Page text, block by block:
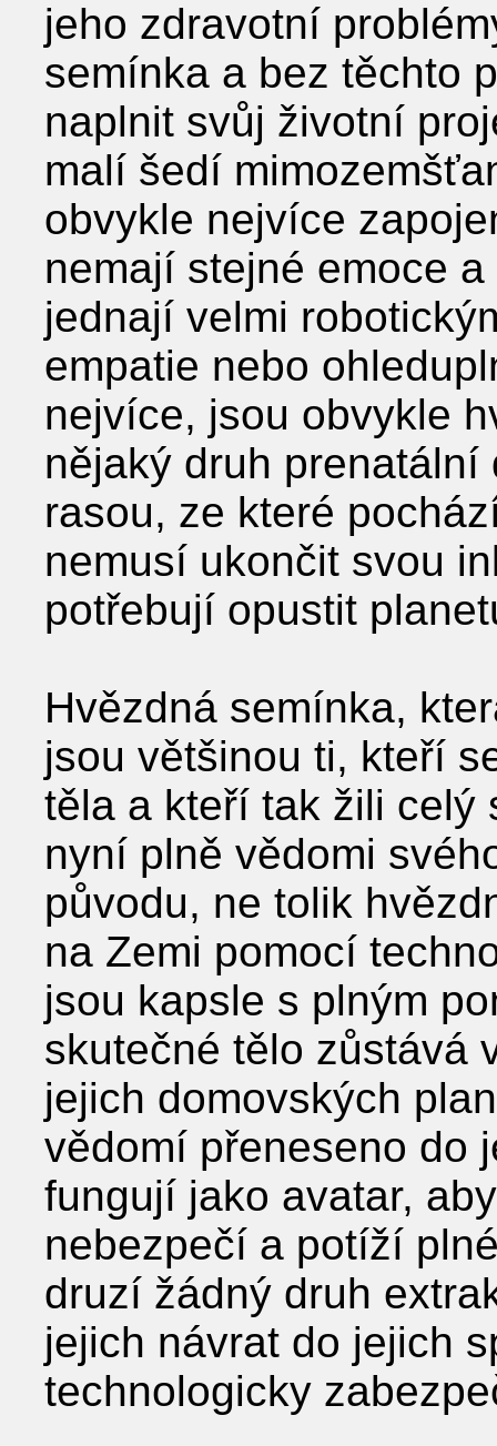
jeho zdravotní
semínka a bez těchto
naplnit svůj životní
malí šedí
obvykle nejvíce
nemají stejné emoce
jednají velmi
empatie nebo
nejvíce, jsou obvykle
nějaký druh
rasou, ze které
nemusí ukončit svou
potřebují opustit
Hvězdná semínka,
jsou většinou ti, kteří
těla a kteří tak žili celý
nyní plně vědomi
původu, ne tolik
na Zemi pomocí
jsou kapsle s plným
skutečné tělo zůstává
jejich domovských
vědomí přeneseno do
fungují jako avatar,
nebezpečí a potíží
druzí žádný druh
jejich návrat do jejich
technologicky